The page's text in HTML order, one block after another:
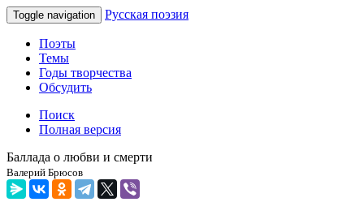
Toggle navigation Русская поэзия
Поэты
Темы
Годы творчества
Обсудить
Поиск
Полная версия
Баллада о любви и смерти
Валерий Брюсов